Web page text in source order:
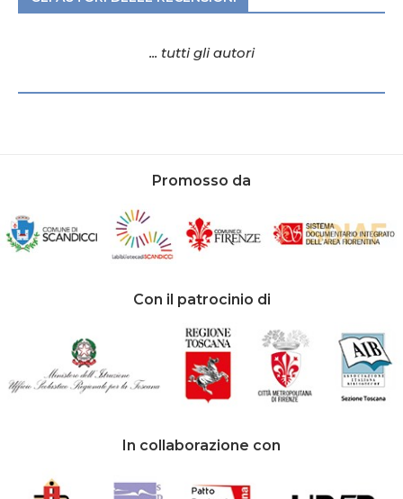
... tutti gli autori
Promosso da
Con il patrocinio di
In collaborazione con